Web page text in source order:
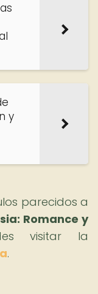
y
parecidos a
Romance y
visitar la
.